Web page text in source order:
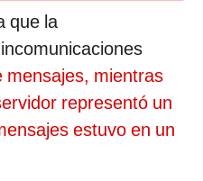
que la
mensajes, mientras
representó un
estuvo en un